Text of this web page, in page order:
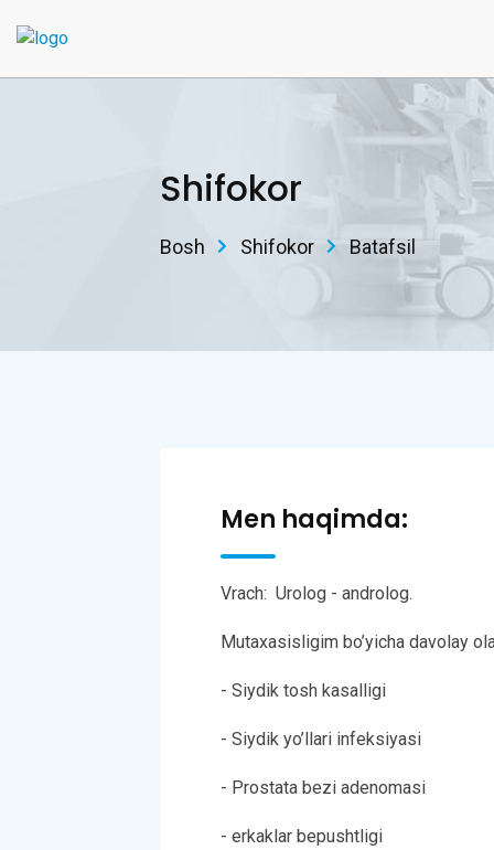
Shifokor
Bosh Shifokor Batafsil
Men haqimda:
Vrach: Urolog - androlog.
Mutaxasisligim bo’yicha davolay
- Siydik tosh kasalligi
- Siydik yo’llari infeksiyasi
- Prostata bezi adenomasi
- erkaklar bepushtligi